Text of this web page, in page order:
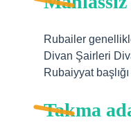
Rubailer
Divan Şairleri
Rubaiyyat
Takma